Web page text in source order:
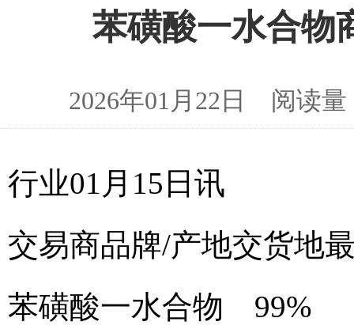
苯磺酸一水合物
2026年01月22日 阅读
行业01月15日讯
交易商品牌/产地交货地
苯磺酸一水合物 99%